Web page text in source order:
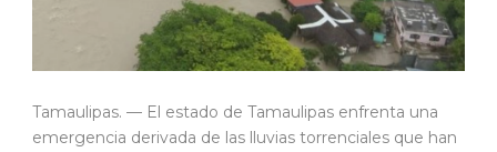
Tamaulipas. — El estado de Tamaulipas enfrenta una
emergencia derivada de las lluvias torrenciales que han